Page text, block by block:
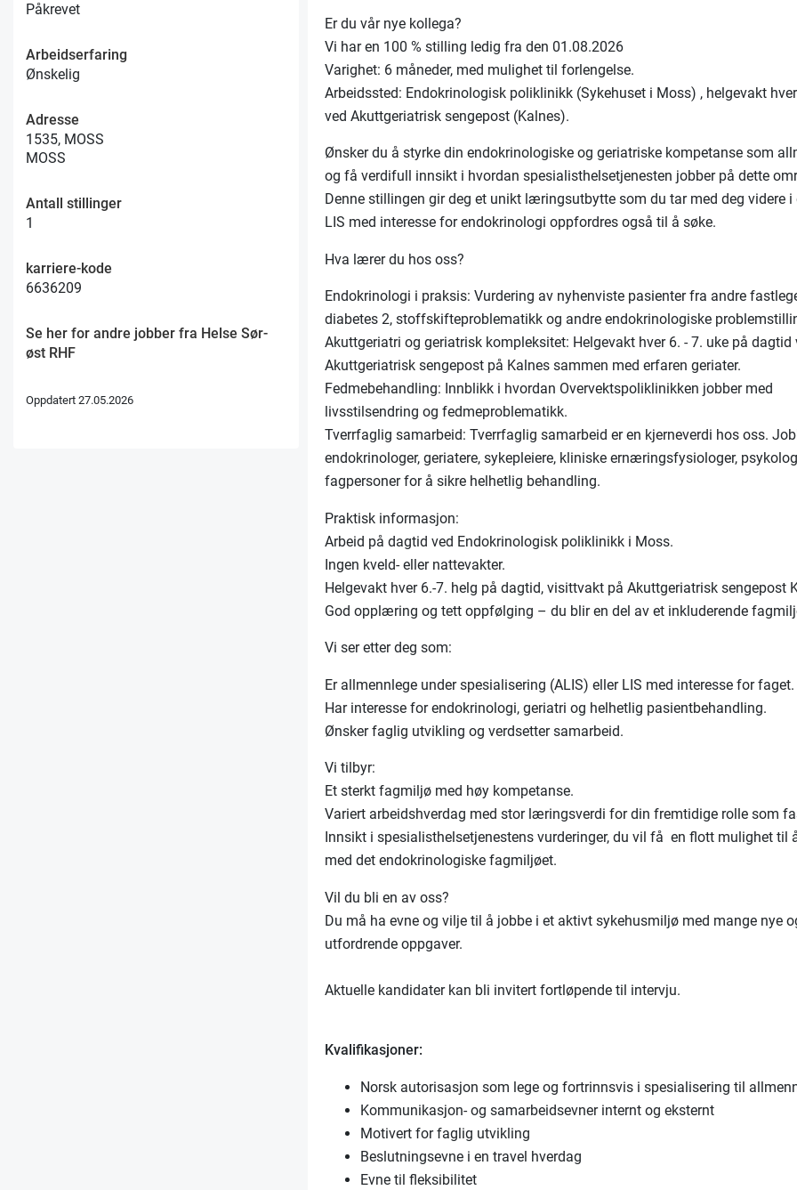
Påkrevet
Arbeidserfaring
Ønskelig
Adresse
1535, MOSS
MOSS
Antall stillinger
1
karriere-kode
6636209
Se her for andre jobber fra Helse Sør-
øst RHF
Oppdatert 27.05.2026
Er du vår nye kollega?
Vi har en 100 % stilling ledig fra den 01.08.2026
Varighet: 6 måneder, med mulighet til forlengelse.
Arbeidssted: Endokrinologisk poliklinikk (Sykehuset i Moss) , helgevakt
ved Akuttgeriatrisk sengepost (Kalnes).
Ønsker du å styrke din endokrinologiske og geriatriske kompetanse som
og få verdifull innsikt i hvordan spesialisthelsetjenesten jobber på dette
Denne stillingen gir deg et unikt læringsutbytte som du tar med deg videre i
LIS med interesse for endokrinologi oppfordres også til å søke.
Hva lærer du hos oss?
Endokrinologi i praksis: Vurdering av nyhenviste pasienter fra andre
diabetes 2, stoffskifteproblematikk og andre endokrinologiske
Akuttgeriatri og geriatrisk kompleksitet: Helgevakt hver 6. - 7. uke på dagtid
Akuttgeriatrisk sengepost på Kalnes sammen med erfaren geriater.
Fedmebehandling: Innblikk i hvordan Overvektspoliklinikken jobber med
livsstilsendring og fedmeproblematikk.
Tverrfaglig samarbeid: Tverrfaglig samarbeid er en kjerneverdi hos oss.
endokrinologer, geriatere, sykepleiere, kliniske ernæringsfysiologer,
fagpersoner for å sikre helhetlig behandling.
Praktisk informasjon:
Arbeid på dagtid ved Endokrinologisk poliklinikk i Moss.
Ingen kveld- eller nattevakter.
Helgevakt hver 6.-7. helg på dagtid, visittvakt på Akuttgeriatrisk sengepost
God opplæring og tett oppfølging – du blir en del av et inkluderende
Vi ser etter deg som:
Er allmennlege under spesialisering (ALIS) eller LIS med interesse for faget.
Har interesse for endokrinologi, geriatri og helhetlig pasientbehandling.
Ønsker faglig utvikling og verdsetter samarbeid.
Vi tilbyr:
Et sterkt fagmiljø med høy kompetanse.
Variert arbeidshverdag med stor læringsverdi for din fremtidige rolle som
Innsikt i spesialisthelsetjenestens vurderinger, du vil få en flott mulighet til
med det endokrinologiske fagmiljøet.
Vil du bli en av oss?
Du må ha evne og vilje til å jobbe i et aktivt sykehusmiljø med mange nye
utfordrende oppgaver.
Aktuelle kandidater kan bli invitert fortløpende til intervju.
Kvalifikasjoner:
Norsk autorisasjon som lege og fortrinnsvis i spesialisering til
Kommunikasjon- og samarbeidsevner internt og eksternt
Motivert for faglig utvikling
Beslutningsevne i en travel hverdag
Evne til fleksibilitet